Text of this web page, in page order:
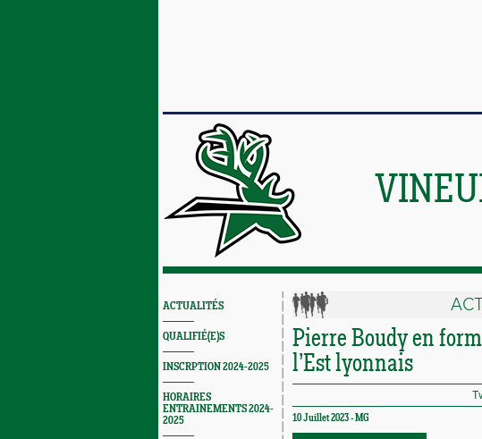
ACTUALITÉS
QUALIFIÉ(E)S
INSCRPTION 2024-2025
HORAIRES
ENTRAINEMENTS 2024-
2025
Pierre Boudy en
l’Est lyonnais
10 Juillet 2023 -MG